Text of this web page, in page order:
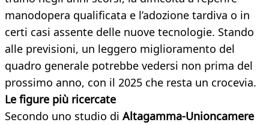
manodopera qualificata e l’adozione tardiva o in
certi casi assente delle nuove tecnologie. Stando
alle previsioni, un leggero miglioramento del
quadro generale potrebbe vedersi non prima del
prossimo anno, con il 2025 che resta un crocevia.
Le figure più ricercate
Secondo uno studio di Altagamma-Unioncamere